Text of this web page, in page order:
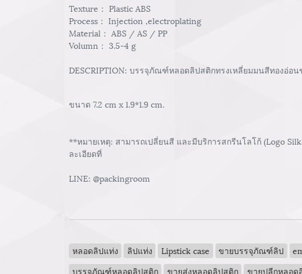
Texture： Plastic ABS
Process： Injection ,electroplating
Material： ABS / AS / PP
Volumn： 3.5-4 g
DESCRIPTION: บรรจุภัณฑ์หลอดลิปสติกทรงเหลี่ยมมนสีทองอ่อน
ขนาด 7.2 cm x 1.9*1.9 cm.
**หมายเหตุ: สามารถเปลี่ยนสี และมีบริการสกรีนโลโก้ (Logo
ละเอียดที่
LINE: @packingroom
หลอดลิปแท่ง ลิปแท่ง Lipstick case ขายบรรจุภัณฑ์ลิป
บรรจุภัณฑ์หลอดลิปสติก
ขายส่งหลอดลิปสติก ขายปลีกหลอด